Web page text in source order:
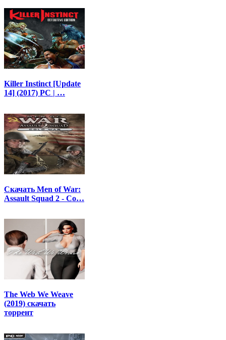
Killer Instinct [Update
14] (2017) PC | …
Скачать Men of War:
Assault Squad 2 - Co…
The Web We Weave
(2019) скачать
торрент